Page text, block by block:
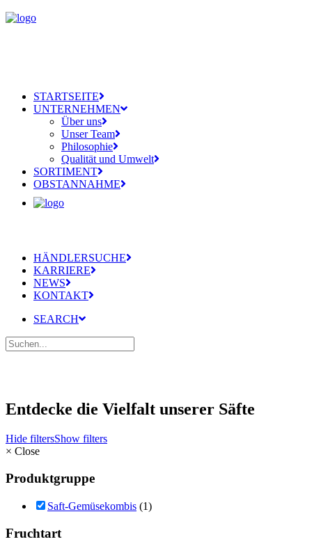
STARTSEITE
UNTERNEHMEN
Über uns
Unser Team
Philosophie
Qualität und Umwelt
SORTIMENT
OBSTANNAHME
HÄNDLERSUCHE
KARRIERE
NEWS
KONTAKT
SEARCH
Entdecke die Vielfalt unserer Säfte
Hide filtersShow filters
× Close
Produktgruppe
Saft-Gemüsekombis (1)
Fruchtart